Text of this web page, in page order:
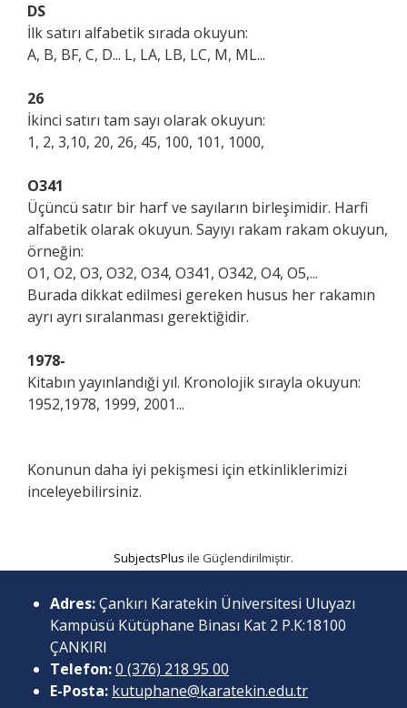
DS
İlk satırı alfabetik sırada okuyun:
A, B, BF, C, D... L, LA, LB, LC, M, ML...
26
İkinci satırı tam sayı olarak okuyun:
1, 2, 3,10, 20, 26, 45, 100, 101, 1000,
O341
Üçüncü satır bir harf ve sayıların birleşimidir. Harfi
alfabetik olarak okuyun. Sayıyı rakam rakam okuyun,
örneğin:
O1, O2, O3, O32, O34, O341, O342, O4, O5,...
Burada dikkat edilmesi gereken husus her rakamın
ayrı ayrı sıralanması gerektiğidir.
1978-
Kitabın yayınlandıği yıl. Kronolojik sırayla okuyun:
1952,1978, 1999, 2001...
Konunun daha iyi pekişmesi için etkinliklerimizi
inceleyebilirsiniz.
SubjectsPlus ile Güçlendirilmiştir.
Adres:Çankırı Karatekin Üniversitesi Uluyazı
Kampüsü Kütüphane Binası Kat 2 P.K:18100
ÇANKIRI
Telefon:0 (376) 218 95 00
E-Posta: kutuphane@karatekin.edu.tr